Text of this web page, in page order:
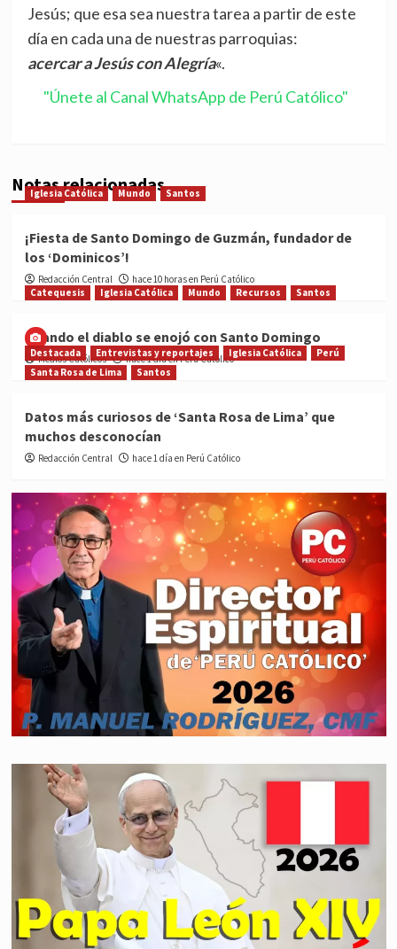
Jesús; que esa sea nuestra tarea a partir de este
día en cada una de nuestras parroquias:
acercar a Jesús con Alegría«.
"Únete al Canal WhatsApp de Perú Católico"
Notas relacionadas
Iglesia Católica Mundo Santos
¡Fiesta de Santo Domingo de Guzmán, fundador de
los ‘Dominicos’!
Redacción Central
hace 10 horas en Perú Católico
Catequesis
Iglesia Católica Mundo Recursos Santos
Cuando el diablo se enojó con Santo Domingo
Medios Católicos hace 1 día en Perú Católico
Destacada Entrevistas y reportajes Iglesia Católica
Perú
Santa Rosa de Lima
Santos
Datos más curiosos de ‘Santa Rosa de Lima’ que
muchos desconocían
Redacción Central hace 1 día en Perú Católico